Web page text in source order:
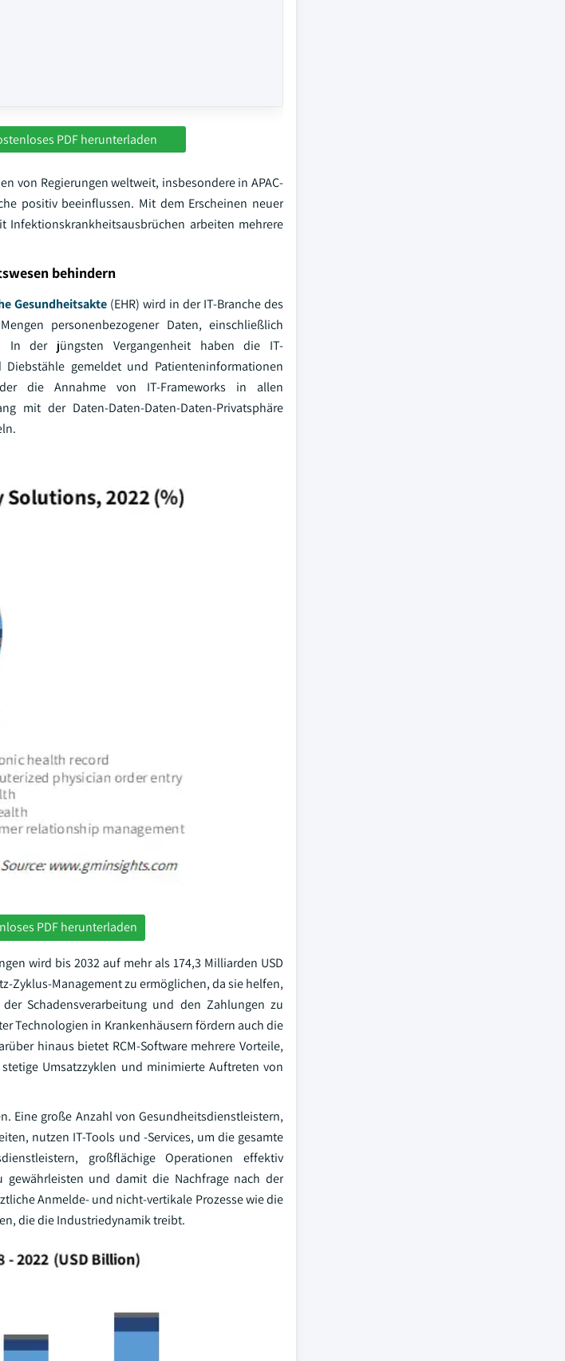
PDF herunterladen
von Regierungen weltweit, insbesondere in APAC-
positiv beeinflussen. Mit dem Erscheinen neuer
Infektionskrankheitsausbrüchen arbeiten mehrere
behindern
Gesundheitsakte (EHR) wird in der IT-Branche des
personenbezogener Daten, einschließlich
In der jüngsten Vergangenheit haben die IT-
gemeldet und Patienteninformationen
die Annahme von IT-Frameworks in allen
mit der Daten-Daten-Daten-Daten-Privatsphäre
PDF herunterladen
wird bis 2032 auf mehr als 174,3 Milliarden USD
Zyklus-Management zu ermöglichen, da sie helfen,
Schadensverarbeitung und den Zahlungen zu
Technologien in Krankenhäusern fördern auch die
hinaus bietet RCM-Software mehrere Vorteile,
Umsatzzyklen und minimierte Auftreten von
Eine große Anzahl von Gesundheitsdienstleistern,
nutzen IT-Tools und -Services, um die gesamte
großflächige Operationen effektiv
und damit die Nachfrage nach der
Anmelde- und nicht-vertikale Prozesse wie die
die die Industriedynamik treibt.